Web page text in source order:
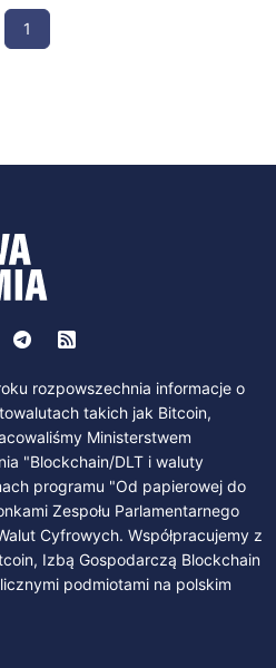
1
rozpowszechnia informacje o
takich jak Bitcoin,
Ministerstwem
"Blockchain/DLT i waluty
programu "Od papierowej do
Zespołu Parlamentarnego
Cyfrowych. Współpracujemy z
Izbą Gospodarczą Blockchain
podmiotami na polskim